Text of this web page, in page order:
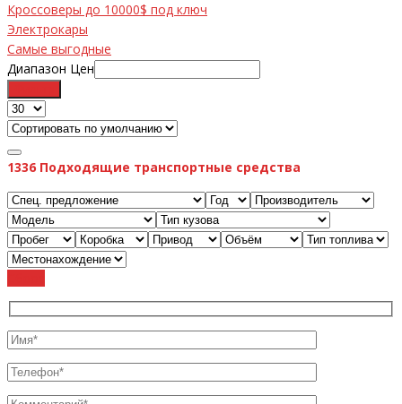
Кроссоверы до 10000$ под ключ
Электрокары
Самые выгодные
Диапазон Цен
1336 Подходящие транспортные средства